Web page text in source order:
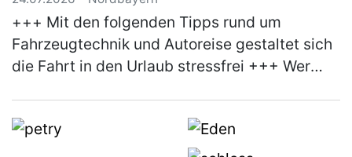
+++ Mit den folgenden Tipps rund um
Fahrzeugtechnik und Autoreise gestaltet sich
die Fahrt in den Urlaub stressfrei +++ Wer
dem Aut…